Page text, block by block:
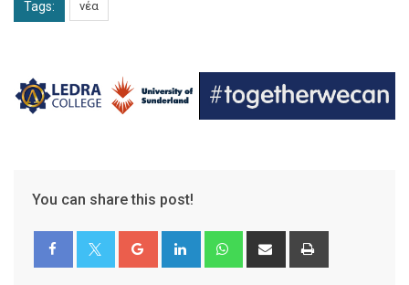
Tags: νέα
You can share this post!
Google+ LinkedIn WhatsappShare